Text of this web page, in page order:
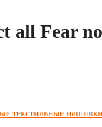
all Fear
текстильные нашивки